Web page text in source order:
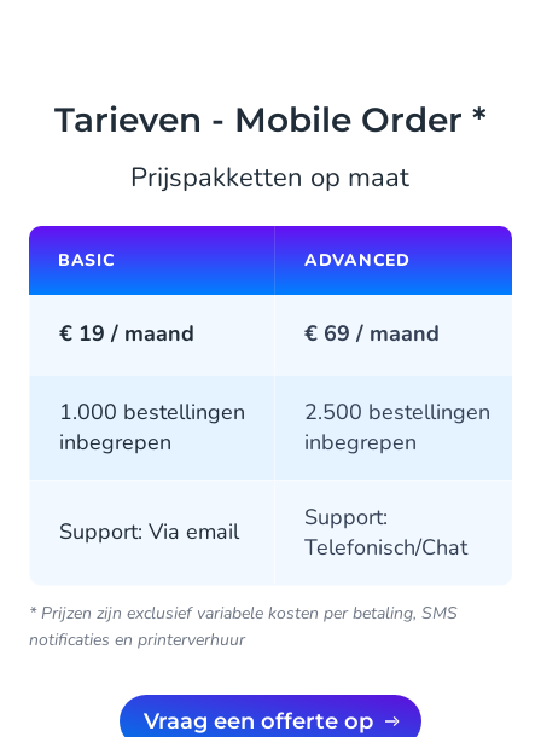
Tarieven - Mobile Order *
Prijspakketten op maat
BASIC ADVANCED
€ 19 / maand € 69 / maand
1.000 bestellingen
inbegrepen
2.500 bestellingen
inbegrepen
Support: Via email
Support:
Telefonisch/Chat
* Prijzen zijn exclusief variabele kosten per betaling, SMS
notificaties en printerverhuur
Vraag een offerte op